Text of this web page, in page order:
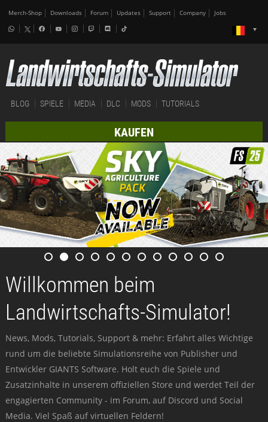
Merch-Shop Downloads Forum Updates Support Company Jobs
BLOG SPIELE MEDIA DLC MODS TUTORIALS
KAUFEN
Willkommen beim
Landwirtschafts-Simulator!
News, Mods, Tutorials, Support & mehr: Erfahrt alles Wichtige
rund um die beliebte Simulationsreihe von Publisher und
Entwickler GIANTS Software. Holt euch die Spiele und
Zusatzinhalte in unserem offiziellen Store und werdet Teil der
engagierten Community - im Forum, auf Discord und Social
Media. Viel Spaß auf virtuellen Feldern!